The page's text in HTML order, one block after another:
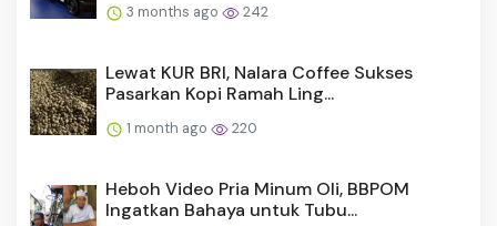
3 months ago 242
Lewat KUR BRI, Nalara Coffee Sukses
Pasarkan Kopi Ramah Ling...
1 month ago 220
Heboh Video Pria Minum Oli, BBPOM
Ingatkan Bahaya untuk Tubu...